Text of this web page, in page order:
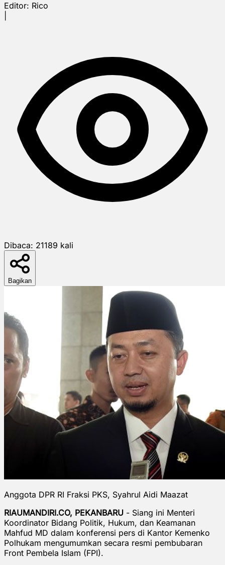
Editor: Rico
Dibaca: 21189 kali
Bagikan
Anggota DPR RI Fraksi PKS, Syahrul Aidi Maazat
RIAUMANDIRI.CO, PEKANBARU - Siang ini Menteri
Koordinator Bidang Politik, Hukum, dan Keamanan
Mahfud MD dalam konferensi pers di Kantor Kemenko
Polhukam mengumumkan secara resmi pembubaran
Front Pembela Islam (FPI).